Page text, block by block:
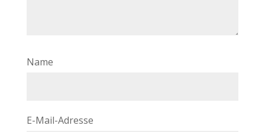
Name
E-Mail-Adresse